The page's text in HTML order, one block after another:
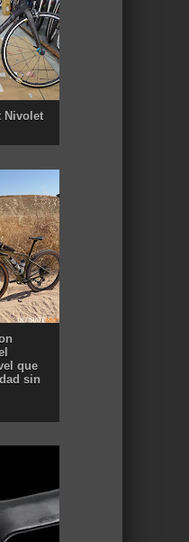
Nivolet
que
sin